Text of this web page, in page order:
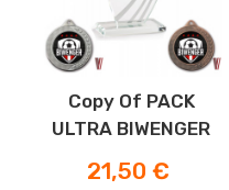
Copy Of PACK
ULTRA BIWENGER
Preis
21,50 €